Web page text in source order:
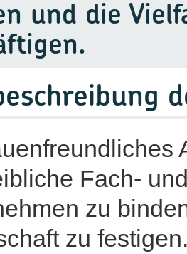
und die
Fach-
zu
zu